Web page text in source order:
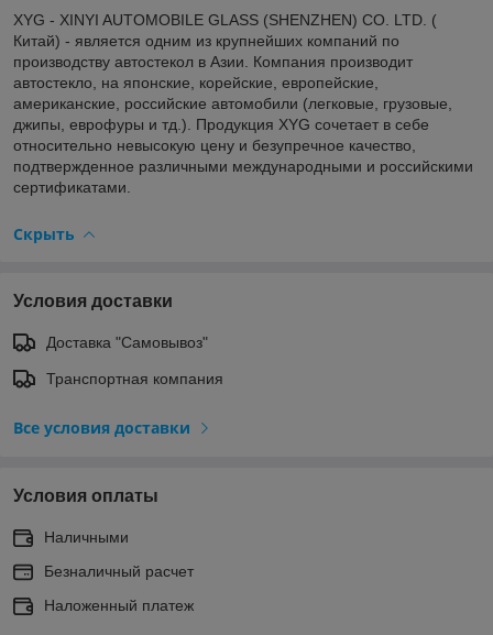
XYG - XINYI AUTOMOBILE GLASS (SHENZHEN) CO. LTD. (
Китай) - является одним из крупнейших компаний по
производству автостекол в Азии. Компания производит
автостекло, на японские, корейские, европейские,
американские, российские автомобили (легковые, грузовые,
джипы, еврофуры и тд.). Продукция XYG сочетает в себе
относительно невысокую цену и безупречное качество,
подтвержденное различными международными и российскими
сертификатами.
Скрыть
Условия доставки
Доставка "Самовывоз"
Транспортная компания
Все условия доставки
Условия оплаты
Наличными
Безналичный расчет
Наложенный платеж